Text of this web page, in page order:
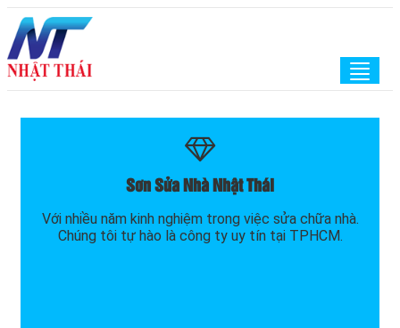
Sơn Sửa Nhà Nhật Thái
Với nhiều năm kinh nghiệm trong việc sửa chữa nhà.
Chúng tôi tự hào là công ty uy tín tại TPHCM.